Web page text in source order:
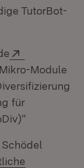
TutorBot-
Fenster)
Module
für